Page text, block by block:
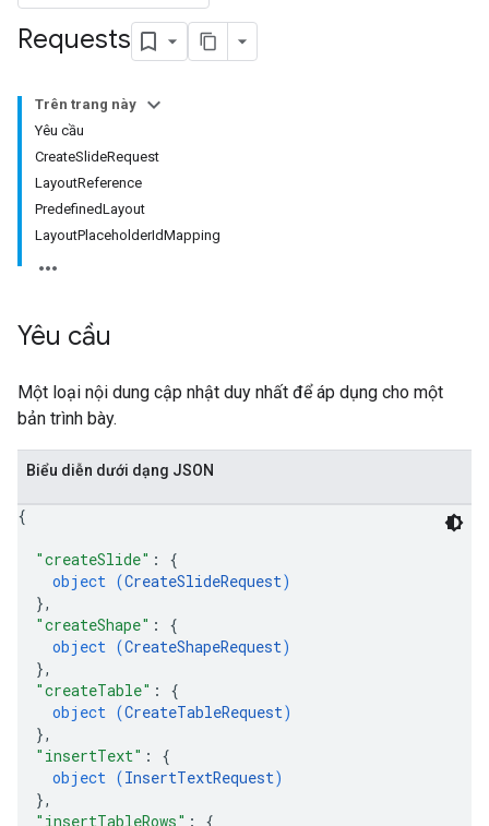
Requests
Trên trang này
Yêu cầu
CreateSlideRequest
LayoutReference
PredefinedLayout
LayoutPlaceholderIdMapping
Yêu cầu
Một loại nội dung cập nhật duy nhất để áp dụng cho một
bản trình bày.
Biểu diễn dưới dạng JSON
{
"createSlide" : {
object (CreateSlideRequest)
},
"createShape" : {
object (CreateShapeRequest)
},
"createTable" : {
object (CreateTableRequest)
},
"insertText" : {
object (InsertTextRequest)
},
"insertTableRows" : {